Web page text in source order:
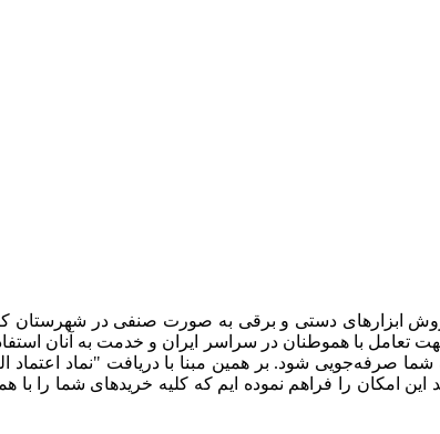
ابزارهای دستی و برقی به صورت صنفی در شهرستان
تعامل با هموطنان در سراسر ایران و خدمت به آنان
شود. بر همین مبنا با دریافت "نماد اعتماد
این امکان را فراهم نموده ایم که کلیه خریدهای شما